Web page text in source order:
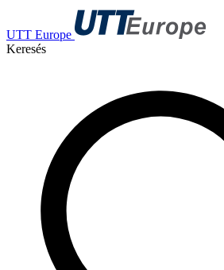
UTT Europe
Keresés